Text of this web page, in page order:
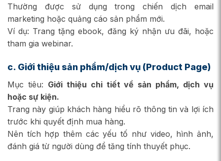
Thường được sử dụng trong chiến dịch email
marketing hoặc quảng cáo sản phẩm mới.
Ví dụ: Trang tặng ebook, đăng ký nhận ưu đãi, hoặc
tham gia webinar.
c. Giới thiệu sản phẩm/dịch vụ (Product Page)
Mục tiêu: Giới thiệu chi tiết về sản phẩm, dịch vụ
hoặc sự kiện.
Trang này giúp khách hàng hiểu rõ thông tin và lợi ích
trước khi quyết định mua hàng.
Nên tích hợp thêm các yếu tố như video, hình ảnh,
đánh giá từ người dùng để tăng tính thuyết phục.